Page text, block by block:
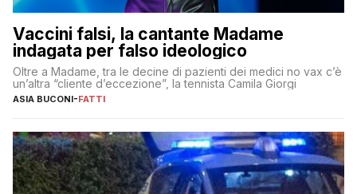
Vaccini falsi, la cantante Madame
indagata per falso ideologico
Oltre a Madame, tra le decine di pazienti dei medici no vax c’è
un’altra “cliente d’eccezione”, la tennista Camila Giorgi
ASIA BUCONI-FATTI